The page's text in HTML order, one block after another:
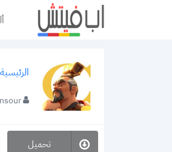
الرئيسية
تحميل